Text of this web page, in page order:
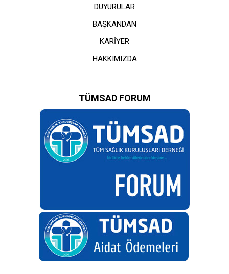
DUYURULAR
BAŞKANDAN
KARİYER
HAKKIMIZDA
TÜMSAD FORUM